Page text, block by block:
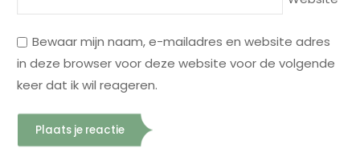
Bewaar mijn naam, e-mailadres en website adres
in deze browser voor deze website voor de volgende
keer dat ik wil reageren.